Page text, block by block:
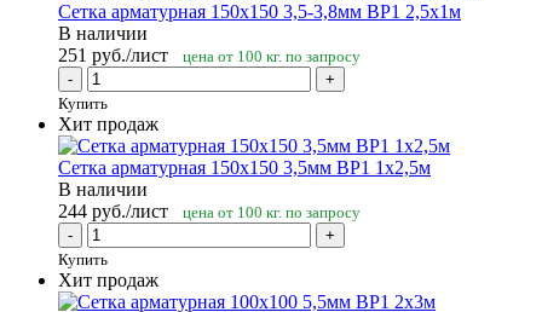
Сетка арматурная 150х150 3,5-3,8мм ВР1 2,5х1м
В наличии
251 руб./лист
цена от 100 кг. по запросу
-
+
Купить
Хит продаж
Сетка арматурная 150х150 3,5мм ВР1 1х2,5м
В наличии
244 руб./лист
цена от 100 кг. по запросу
-
+
Купить
Хит продаж